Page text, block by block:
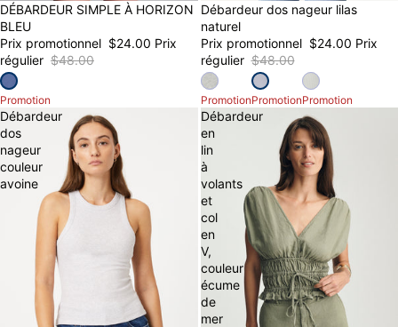
50% OFF
FINAL SALE
DÉBARDEUR SIMPLE À HORIZON
BLEU
Prix promotionnel $24.00 Prix
régulier $48.00
Promotion
50% OFF
FINAL SALE
Débardeur dos nageur lilas
naturel
Prix promotionnel $24.00 Prix
régulier $48.00
PromotionPromotionPromotion
Débardeur
dos
nageur
couleur
avoine
Débardeur
en
lin
à
volants
et
col
en
V,
couleur
écume
de
mer